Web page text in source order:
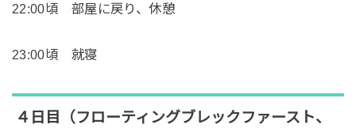
22:00頃 部屋に戻り、休憩
23:00頃 就寝
４日目（フローティングブレックファースト、